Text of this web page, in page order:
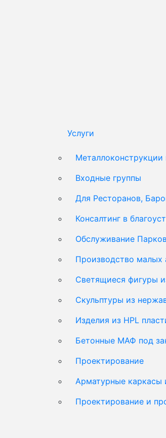
Услуги
Металлоконструкции
Входные группы
Для Ресторанов,
Консалтинг в
Обслуживание
Производство малых
Светящиеся фигуры
Скульптуры из
Изделия из HPL
Бетонные МАФ под
Проектирование
Арматурные каркасы
Проектирование и